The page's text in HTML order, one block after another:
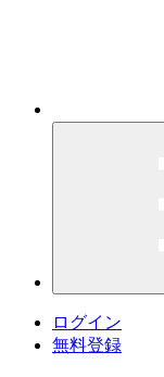
ログイン
無料登録